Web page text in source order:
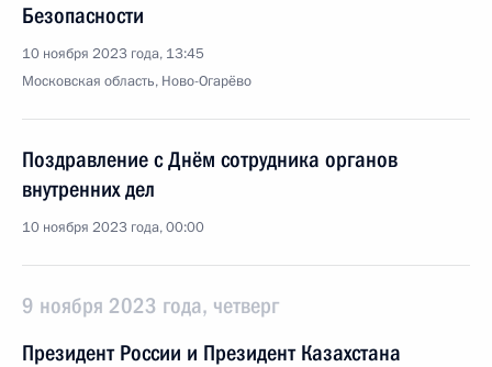
Безопасности
10 ноября 2023 года, 13:45
Московская область, Ново-Огарёво
Поздравление с Днём сотрудника органов
внутренних дел
10 ноября 2023 года, 00:00
9 ноября 2023 года, четверг
Президент России и Президент Казахстана